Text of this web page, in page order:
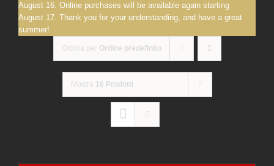
August 16. Online purchases will be available again starting
August 17. Thank you for your understanding, and have a great
summer!
Ordina per Ordine predefinito
Mostra 16 Prodotti